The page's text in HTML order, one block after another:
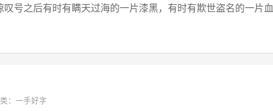
号之后有时有瞒天过海的一片漆黑，有时有欺世盗名的一片血
： 一手好字